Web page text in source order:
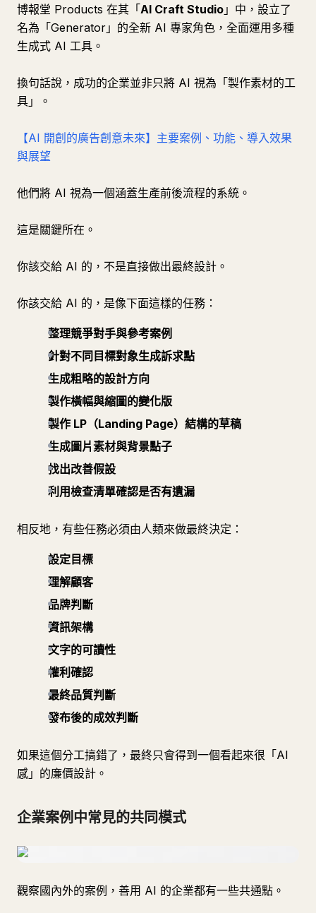
博報堂 Products 在其「AI Craft Studio 」中，設立了
名為「Generator」的全新 AI 專家角色，全面運用多種
生成式 AI 工具。
換句話說，成功的企業並非只將 AI 視為「製作素材的工
具」。
【AI 開創的廣告創意未來】主要案例、功能、導入效果
與展望
他們將 AI 視為一個涵蓋生產前後流程的系統。
這是關鍵所在。
你該交給 AI 的，不是直接做出最終設計。
你該交給 AI 的，是像下面這樣的任務：
整理競爭對手與參考案例
針對不同目標對象生成訴求點
生成粗略的設計方向
製作橫幅與縮圖的變化版
製作 LP（Landing Page）結構的草稿
生成圖片素材與背景點子
找出改善假設
利用檢查清單確認是否有遺漏
相反地，有些任務必須由人類來做最終決定：
設定目標
理解顧客
品牌判斷
資訊架構
文字的可讀性
權利確認
最終品質判斷
發布後的成效判斷
如果這個分工搞錯了，最終只會得到一個看起來很「AI
感」的廉價設計。
企業案例中常見的共同模式
觀察國內外的案例，善用 AI 的企業都有一些共通點。